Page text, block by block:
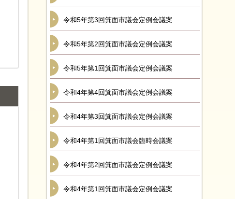
令和5年第3回箕面市議会定例会議案
令和5年第2回箕面市議会定例会議案
令和5年第1回箕面市議会定例会議案
令和4年第4回箕面市議会定例会議案
令和4年第3回箕面市議会定例会議案
令和4年第1回箕面市議会臨時会議案
令和4年第2回箕面市議会定例会議案
令和4年第1回箕面市議会定例会議案